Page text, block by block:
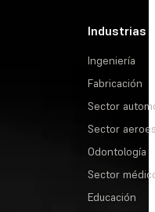
Industrias
Ingeniería
Fabricación
Sector
Sector
Odontología
Sector
Educación